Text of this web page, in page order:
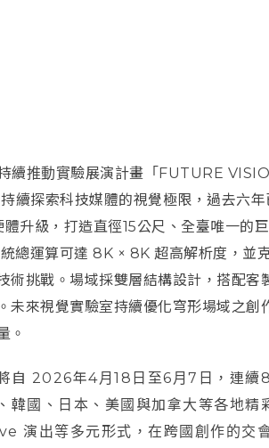
續推動實驗展演計畫「FUTURE
續探索科技媒體的視覺極限，過去六
升級，打造直徑15公尺、全臺唯一的
統總運算可達 8K × 8K 超高解析度，並
術挑戰。場域採雙層結構設計，搭配客
未來視覺實驗室持續優化穹形場域之創
。
2026年4月18日至6月7日，連續
國、日本、美國與加拿大等各地精
演出等多元形式，在跨國創作的交